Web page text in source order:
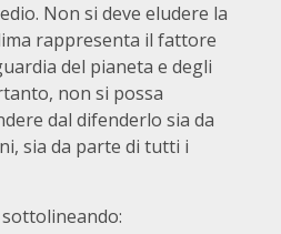
Non si deve eludere la
rappresenta il fattore
del pianeta e degli
non si possa
dal difenderlo sia da
sia da parte di tutti i